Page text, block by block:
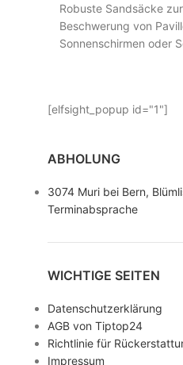
Robuste Sandsäcke
Beschwerung von
Sonnenschirmen oder
[elfsight_popup id="1"]
ABHOLUNG
3074 Muri bei Bern,
Terminabsprache
WICHTIGE SEITEN
Datenschutzerklärung
AGB von Tiptop24
Richtlinie für
Impressum